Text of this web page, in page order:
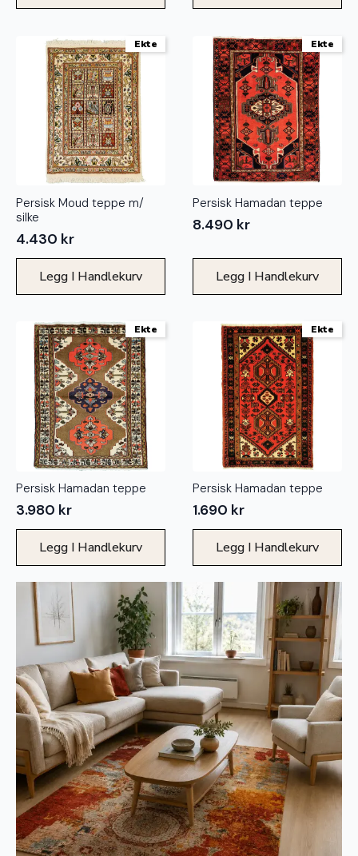
Ekte
Persisk Moud teppe m/
silke
4.430 kr
Legg I Handlekurv
Ekte
Persisk Hamadan teppe
8.490 kr
Legg I Handlekurv
Ekte
Persisk Hamadan teppe
3.980 kr
Legg I Handlekurv
Ekte
Persisk Hamadan teppe
1.690 kr
Legg I Handlekurv